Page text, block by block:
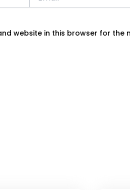
website in this browser for the